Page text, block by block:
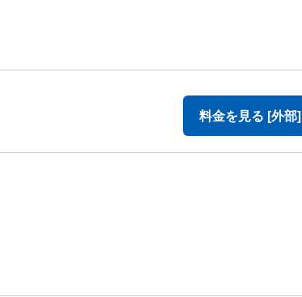
料金を見る [外部]